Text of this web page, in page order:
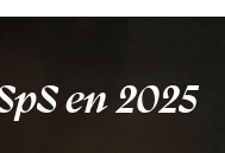
en 2025